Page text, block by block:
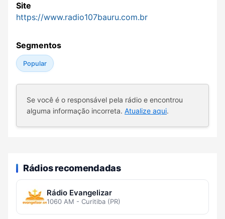
Site
https://www.radio107bauru.com.br
Segmentos
Popular
Se você é o responsável pela rádio e encontrou
alguma informação incorreta. Atualize aqui.
Rádios recomendadas
Rádio Evangelizar
1060 AM - Curitiba (PR)